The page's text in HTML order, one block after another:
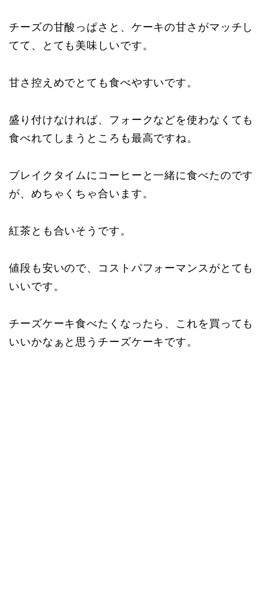
チーズの甘酸っぱさと、ケーキの甘さがマッチし
てて、とても美味しいです。
甘さ控えめでとても食べやすいです。
盛り付けなければ、フォークなどを使わなくても
食べれてしまうところも最高ですね。
ブレイクタイムにコーヒーと一緒に食べたのです
が、めちゃくちゃ合います。
紅茶とも合いそうです。
値段も安いので、コストパフォーマンスがとても
いいです。
チーズケーキ食べたくなったら、これを買っても
いいかなぁと思うチーズケーキです。